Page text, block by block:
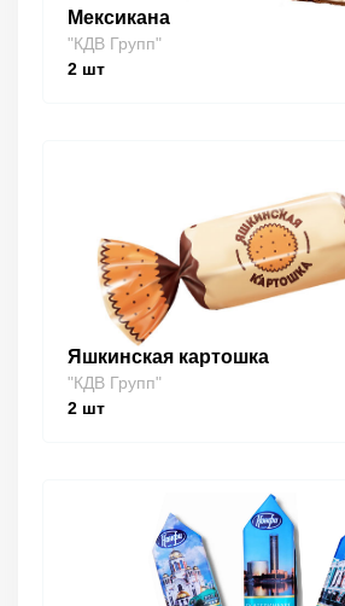
Мексикана
"КДВ Групп"
2 шт
Яшкинская картошка
"КДВ Групп"
2 шт